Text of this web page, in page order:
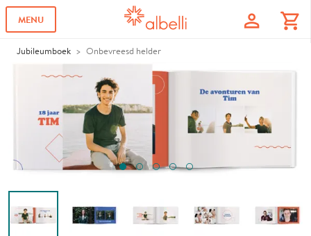
MENU profile shopping_cart
Jubileumboek Onbevreesd helder